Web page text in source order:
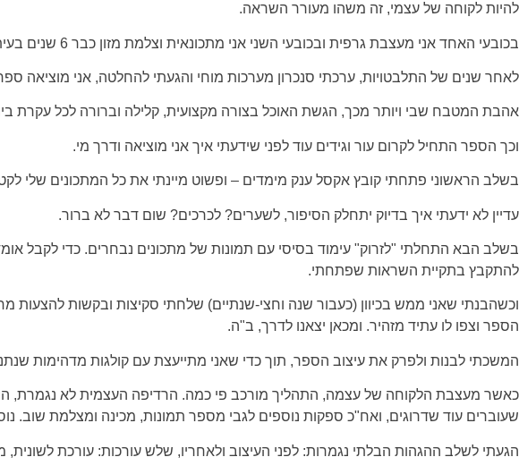
להיות לקוחה של עצמי, זה משהו מעורר השראה.
בכובעי האחד אני מעצבת גרפית ובכובעי השני אני מתכונאית וצלמת מזון כבר 6 שנים בעיתון 'הדרך'. (אגב, לא משנה סדר הכובעים).
לאחר שנים של התלבטויות, ערכתי סנכרון מערכות מוחי והגעתי להחלטה, אני מוציאה
אהבת המטבח שבי ויותר מכך, הגשת האוכל בצורה מקצועית, קלילה וברורה לכל
וכך הספר התחיל לקרום עור וגידים עוד לפני שידעתי איך אני מוציאה ודרך מי.
בשלב הראשוני פתחתי קובץ אקסל ענק מימדים – ופשוט מיינתי את כל המתכונים שלי
עדיין לא ידעתי איך בדיוק יתחלק הסיפור, לשערים? לכרכים? שום דבר לא ברור.
בשלב הבא התחלתי "לזרוק" עימוד בסיסי עם תמונות של מתכונים נבחרים. כדי לקבל
להתקבץ בתקיית השראות שפתחתי.
וכשהבנתי שאני ממש בכיוון (כעבור שנה וחצי-שנתיים) שלחתי סקיצות ובקשות
הספר וצפו לו עתיד מזהיר. ומכאן יצאנו לדרך, ב"ה.
המשכתי לבנות ולפרק את עיצוב הספר, תוך כדי שאני מתייעצת עם קולגות מדהימות
כאשר מעצבת הלקוחה של עצמה, התהליך מורכב פי כמה. הרדיפה העצמית לא נגמרת,
שעוברים עוד שדרוגים, ואח"כ ספקות נוספים לגבי מספר תמונות, מכינה ומצלמת שוב.
הגעתי לשלב ההגהות הבלתי נגמרות: לפני העיצוב ולאחריו, שלש עורכות: עורכת לשונית,